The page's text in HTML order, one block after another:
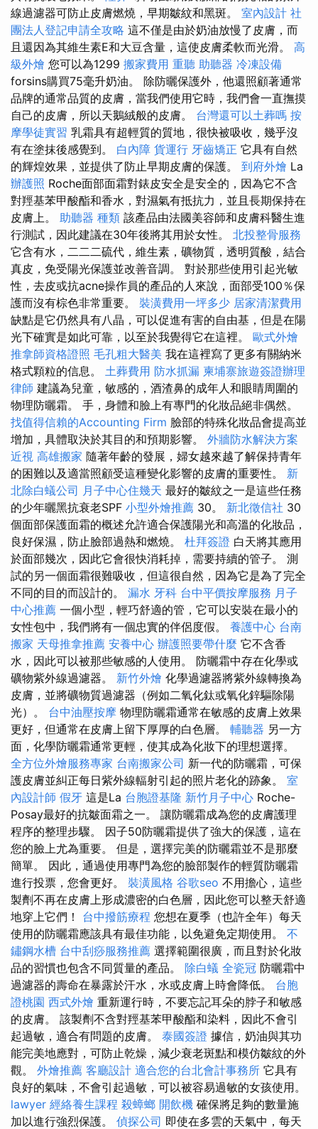
線過濾器可防止皮膚燃燒，早期皺紋和黑斑。 室內設計 社
團法人登記申請全攻略 這不僅是由於奶油放慢了皮膚，而
且還因為其維生素E和大豆含量，這使皮膚柔軟而光滑。 高
級外燴 您可以為1299 搬家費用 重聽 助聽器 冷凍設備
forsins購買75毫升奶油。 除防曬保護外，他還照顧著通常
品牌的通常品質的皮膚，當我們使用它時，我們會一直撫摸
自己的皮膚，所以天鵝絨般的皮膚。 台灣還可以土葬嗎 按
摩學徒實習 乳霜具有超輕質的質地，很快被吸收，幾乎沒
有在塗抹後感覺到。 白內障 貨運行 牙齒矯正 它具有自然
的輝煌效果，並提供了防止早期皮膚的保護。 到府外燴 La
辦護照 Roche面部面霜對錶皮安全是安全的，因為它不含
對羥基苯甲酸酯和香水，對濕氣有抵抗力，並且長期保持在
皮膚上。 助聽器 種類 該產品由法國美容師和皮膚科醫生進
行測試，因此建議在30年後將其用於女性。 北投整骨服務
它含有水，二二二硫代，維生素，礦物質，透明質酸，結合
真皮，免受陽光保護並改善音調。 對於那些使用引起光敏
性，去皮或抗acne操作員的產品的人來說，面部受100％保
護而沒有棕色非常重要。 裝潢費用一坪多少 居家清潔費用
缺點是它仍然具有八晶，可以促進有害的自由基，但是在陽
光下確實是如此可靠，以至於我覺得它在這裡。 歐式外燴
推拿師資格證照 毛孔粗大醫美 我在這裡寫了更多有關納米
格式顆粒的信息。 土葬費用 防水抓漏 柬埔寨旅遊簽證辦理
律師 建議為兒童，敏感的，酒渣鼻的成年人和眼睛周圍的
物理防曬霜。 手，身體和臉上有專門的化妝品絕非偶然。
找值得信賴的Accounting Firm 臉部的特殊化妝品會提高並
增加，具體取決於其目的和預期影響。 外牆防水解決方案
近視 高雄搬家 隨著年齡的發展，婦女越來越了解保持青年
的困難以及適當照顧受這種變化影響的皮膚的重要性。 新
北除白蟻公司 月子中心住幾天 最好的皺紋之一是這些任務
的少年曬黑抗衰老SPF 小型外燴推薦 30。 新北徵信社 30
個面部保護面霜的概述允許適合保護陽光和高溫的化妝品，
良好保濕，防止臉部過熱和燃燒。 杜拜簽證 白天將其應用
於面部幾次，因此它會很快消耗掉，需要持續的管子。 測
試的另一個面霜很難吸收，但這很自然，因為它是為了完全
不同的目的而設計的。 漏水 牙科 台中平價按摩服務 月子
中心推薦 一個小型，輕巧舒適的管，它可以安裝在最小的
女性包中，我們將有一個忠實的伴侶度假。 養護中心 台南
搬家 天母推拿推薦 安養中心 辦護照要帶什麼 它不含香
水，因此可以被那些敏感的人使用。 防曬霜中存在化學或
礦物紫外線過濾器。 新竹外燴 化學過濾器將紫外線轉換為
皮膚，並將礦物質過濾器（例如二氧化鈦或氧化鋅驅除陽
光）。 台中油壓按摩 物理防曬霜通常在敏感的皮膚上效果
更好，但通常在皮膚上留下厚厚的白色層。 輔聽器 另一方
面，化學防曬霜通常更輕，使其成為化妝下的理想選擇。
全方位外燴服務專家 台南搬家公司 新一代的防曬霜，可保
護皮膚並糾正每日紫外線輻射引起的照片老化的跡象。 室
內設計師 假牙 這是La 台胞證基隆 新竹月子中心 Roche-
Posay最好的抗皺面霜之一。 讓防曬霜成為您的皮膚護理
程序的整理步驟。 因子50防曬霜提供了強大的保護，這在
您的臉上尤為重要。 但是，選擇完美的防曬霜並不是那麼
簡單。 因此，通過使用專門為您的臉部製作的輕質防曬霜
進行投票，您會更好。 裝潢風格 谷歌seo 不用擔心，這些
製劑不再在皮膚上形成濃密的白色層，因此您可以整天舒適
地穿上它們！ 台中撥筋療程 您想在夏季（也許全年）每天
使用的防曬霜應該具有最佳功能，以免避免定期使用。 不
鏽鋼水槽 台中刮痧服務推薦 選擇範圍很廣，而且對於化妝
品的習慣也包含不同質量的產品。 除白蟻 全瓷冠 防曬霜中
過濾器的壽命在暴露於汗水，水或皮膚上時會降低。 台胞
證桃園 西式外燴 重新運行時，不要忘記耳朵的脖子和敏感
的皮膚。 該製劑不含對羥基苯甲酸酯和染料，因此不會引
起過敏，適合有問題的皮膚。 泰國簽證 據信，奶油與其功
能完美地應對，可防止乾燥，減少衰老斑點和模仿皺紋的外
觀。 外燴推薦 客廳設計 適合您的台北會計事務所 它具有
良好的氣味，不會引起過敏，可以被容易過敏的女孩使用。
lawyer 經絡養生課程 殺蟑螂 開飲機 確保將足夠的數量施
加以進行強烈保護。 偵探公司 即使在多雲的天氣中，每天